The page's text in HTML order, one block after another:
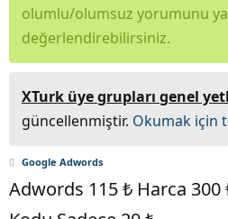
olumlu/olumsuz yorumunu
değerlendirebilirsiniz.
XTurk üye grupları genel
güncellenmiştir. Okumak için
Google Adwords
Adwords 115 ₺ Harca